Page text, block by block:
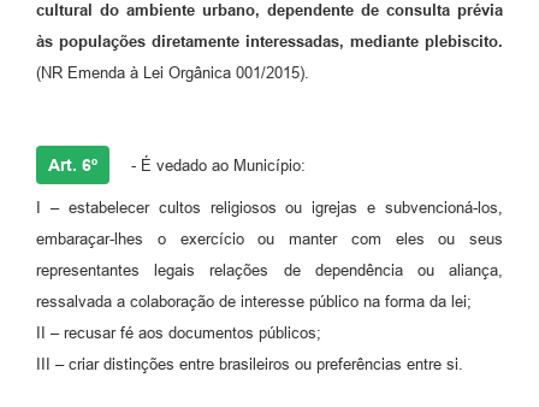
cultural do ambiente urbano, dependente de consulta prévia
às populações diretamente interessadas, mediante plebiscito.
(NR Emenda à Lei Orgânica 001/2015).
Art. 6º - É vedado ao Município:
I – estabelecer cultos religiosos ou igrejas e subvencioná-los,
embaraçar-lhes o exercício ou manter com eles ou seus
representantes legais relações de dependência ou aliança,
ressalvada a colaboração de interesse público na forma da lei;
II – recusar fé aos documentos públicos;
III – criar distinções entre brasileiros ou preferências entre si.